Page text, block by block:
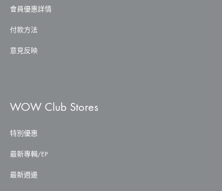
會員優惠詳情
付款方法
意見反映
WOW Club Stores
特別優惠
最新專輯/EP
最新週邊